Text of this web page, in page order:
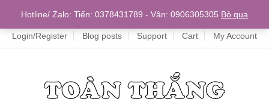
Home
Login/Register Blog posts Support Cart My Account
Hotline/ Zalo: Tiến: 0378431789 - Vân: 0906305305 Bỏ qua